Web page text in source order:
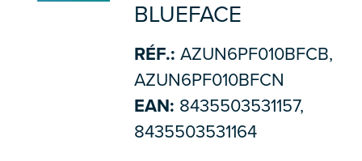
BLUEFACE
RÉF.: AZUN6PF010BFCB,
AZUN6PF010BFCN
EAN: 8435503531157,
8435503531164